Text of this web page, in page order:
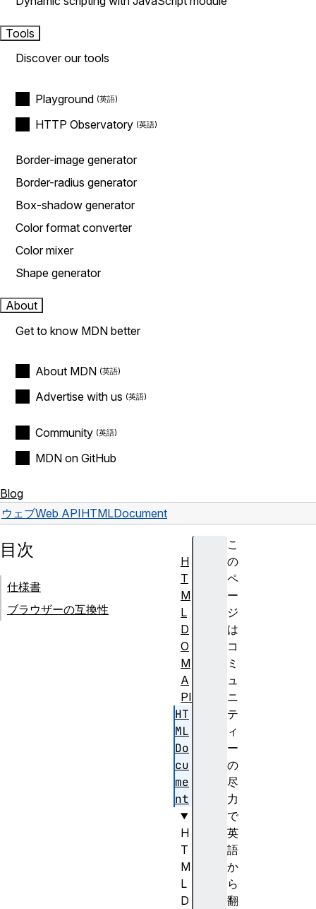
Tools
Discover our tools
Playground
HTTP Observatory
Border-image generator
Border-radius generator
Box-shadow generator
Color format converter
Color mixer
Shape generator
About
Get to know MDN better
About MDN
Advertise with us
Community
MDN on GitHub
Blog
ウェブWeb APIHTMLDocument
こ
の
ペ
ー
ジ
は
コ
ミ
ュ
ニ
テ
ィ
ー
の
尽
力
で
英
語
か
ら
翻
目次
仕様書
ブラウザーの互換性
H
T
M
L
D
O
M
A
PI
HT
ML
Do
cu
me
nt
H
T
M
L
D